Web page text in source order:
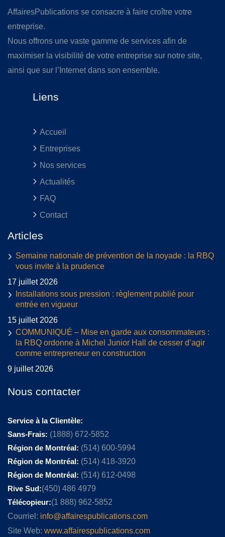
AffairesPublications se consacre à faire croître votre
entreprise.
Nous offrons une vaste gamme de services afin de
maximiser la visibilité de votre entreprise sur notre site,
ainsi que sur l’Internet dans son ensemble.
Liens
Accueil
Entreprises
Nos services
Actualités
FAQ
Contact
Articles
Semaine nationale de prévention de la noyade : la RBQ
vous invite à la prudence
17 juillet 2026
Installations sous pression : règlement publié pour
entrée en vigueur
15 juillet 2026
COMMUNIQUÉ – Mise en garde aux consommateurs :
la RBQ ordonne à Michel Junior Hall de cesser d’agir
comme entrepreneur en construction
9 juillet 2026
Nous contacter
Service à la Clientèle:
Sans-Frais: (1888) 672-5852
Région de Montréal: (514) 600-5994
Région de Montréal: (514) 418-3920
Région de Montréal: (514) 612-0498
Rive Sud:(450) 486 4979
Télécopieur:(1 888) 962-5852
Courriel: info@affairespublications.com
Site Web: www.affairespublications.com